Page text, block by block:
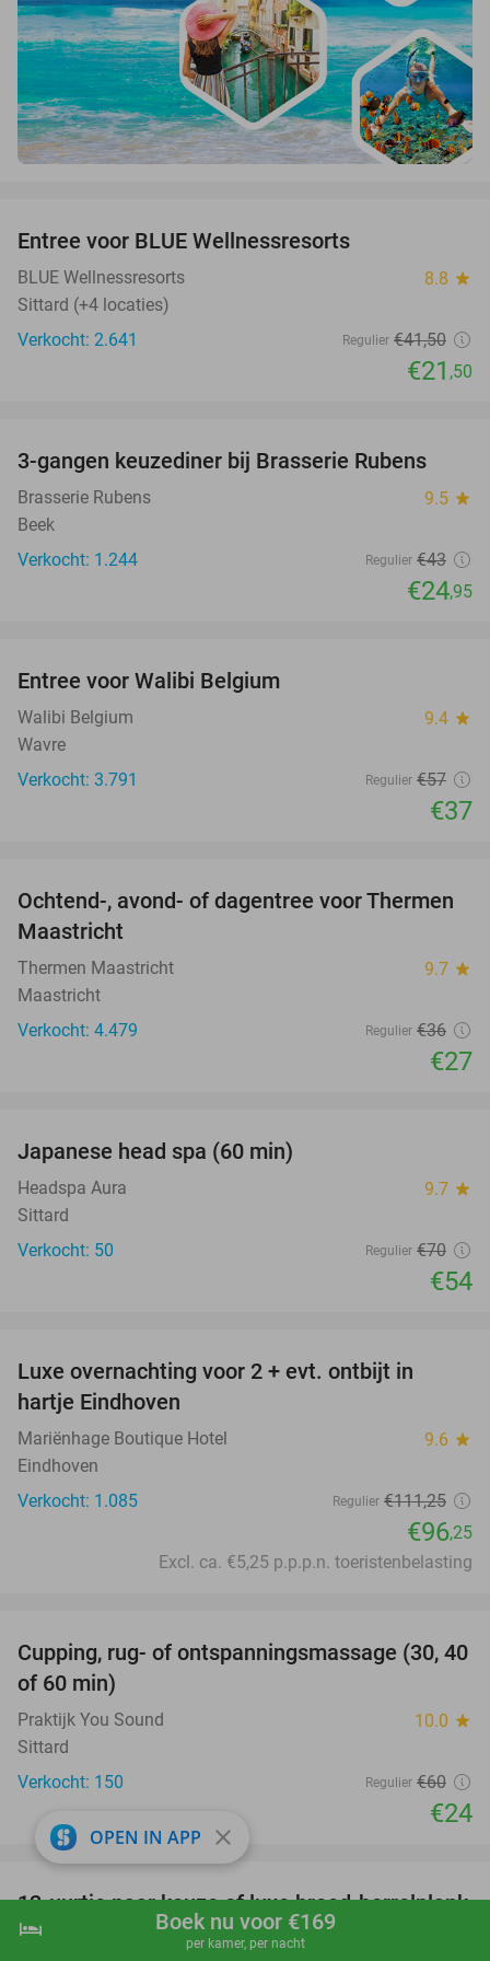
shopping_cart Boek nu
hotel Boek nu voor €169
per kamer, per nacht
Entree voor BLUE Wellnessresorts
BLUE Wellnessresorts 8.8 star
Sittard (+4 locaties)
Verkocht: 2.641
Regulier €41,50
€21 ,50
42%
3-gangen keuzediner bij Brasserie Rubens
Brasserie Rubens 9.5 star
Beek
Verkocht: 1.244
Regulier €43
€24,95
Entree voor Walibi Belgium
Walibi Belgium 9.4 star
Wavre
Verkocht: 3.791
Regulier €57
€37
25%
Ochtend-, avond- of dagentree voor Thermen
Maastricht
Thermen Maastricht 9.7 star
Maastricht
Verkocht: 4.479
Regulier €36
€27
Japanese head spa (60 min)
Headspa Aura 9.7 star
Sittard
Verkocht: 50
Regulier €70
€54
Luxe overnachting voor 2 + evt. ontbijt in
hartje Eindhoven
Mariënhage Boutique Hotel 9.6 star
Eindhoven
Verkocht: 1.085
Regulier €111,25
€96,25
Excl. ca. €5,25 p.p.p.n. toeristenbelasting
60%
Cupping, rug- of ontspanningsmassage (30, 40
of 60 min)
Praktijk You Sound 10.0 star
Sittard
Verkocht: 150
Regulier €60
€24
21%
12-uurtje naar keuze of luxe brood-borrelplank
bij Lunchroom de Kloes
OPEN IN APP close